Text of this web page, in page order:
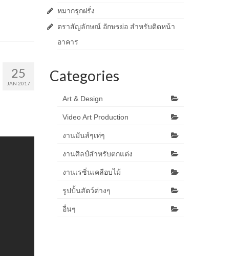
25
JAN 2017
หมากรุกฝรั่ง
ตราสัญลักษณ์ อักษรย่อ สำหรับติดหน้า
อาคาร
Categories
Art & Design
Video Art Production
งานมันส์ๆเท่ๆ
งานศิลป์สำหรับตกแต่ง
งานเรซิ่นเคลือบไม้
รูปปั้นสัตว์ต่างๆ
อื่นๆ